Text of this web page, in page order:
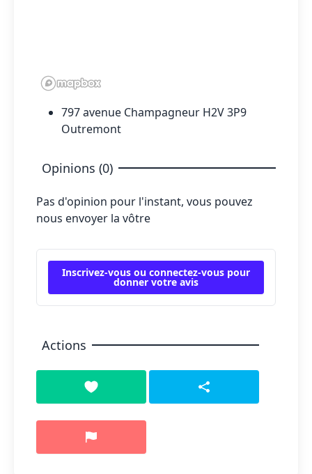
797 avenue Champagneur H2V 3P9
Outremont
Opinions (0)
Pas d'opinion pour l'instant, vous pouvez
nous envoyer la vôtre
Inscrivez-vous ou connectez-vous pour
donner votre avis
Actions